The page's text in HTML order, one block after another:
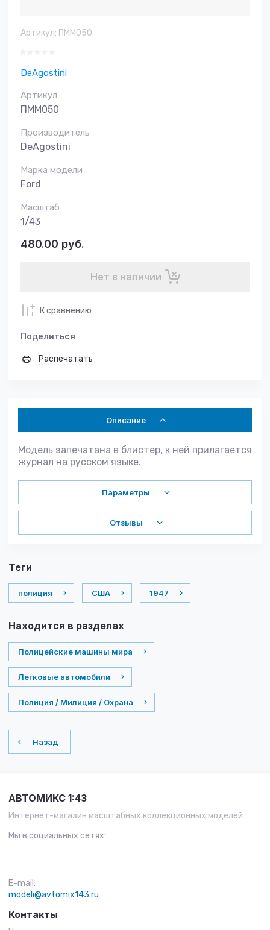
Артикул: ПММ050
DeAgostini
Артикул
ПММ050
Производитель
DeAgostini
Марка модели
Ford
Масштаб
1/43
480.00 руб.
Нет в наличии
К сравнению
Поделиться
Распечатать
Описание
Модель запечатана в блистер, к ней прилагается
журнал на русском языке.
Параметры
Отзывы
теги
полиция США 1947
Находится в разделах
Полицейские машины мира
Легковые автомобили
Полиция / Милиция / Охрана
Назад
АВТОМИКС 1:43
Интернет-магазин масштабных коллекционных моделей
Мы в социальных сетях:
E-mail:
modeli@avtomix143.ru
Контакты